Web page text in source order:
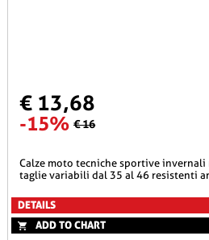
€ 13,68
-15% € 16
calze moto tecniche sportive invernali nere e giallo fluo xtech
taglie variabili dal 35 al 46 resistenti
DETAILS
ADD TO CHART